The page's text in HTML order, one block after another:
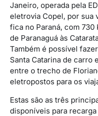
Janeiro, operada pela
eletrovia Copel, por sua
fica no Paraná, com
de Paranaguá às
Também é possível
Santa Catarina de carro
entre o trecho de
eletropostos para os
Estas são as três
disponíveis para